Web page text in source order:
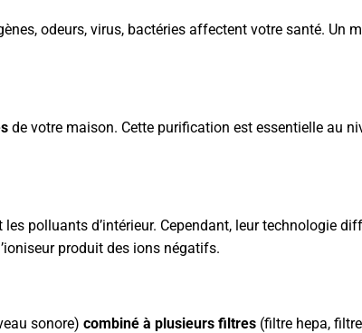
odeurs, virus, bactéries affectent votre santé. Un
de votre maison. Cette purification est essentielle au
polluants d’intérieur. Cependant, leur technologie
produit des ions négatifs.
sonore) combiné à plusieurs filtres (filtre hepa,